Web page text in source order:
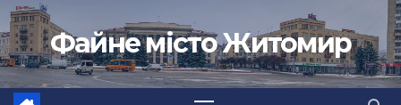
Перейти
до
вмісту
Файне місто Житомир